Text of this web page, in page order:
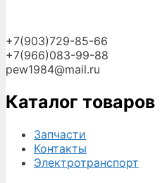
+7(903)729-85-66
+7(966)083-99-88
pew1984@mail.ru
Каталог товаров
Запчасти
Контакты
Электротранспорт